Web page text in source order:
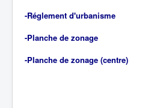
-Réglement d'urbanisme
-Planche de zonage
-Planche de zonage (centre)